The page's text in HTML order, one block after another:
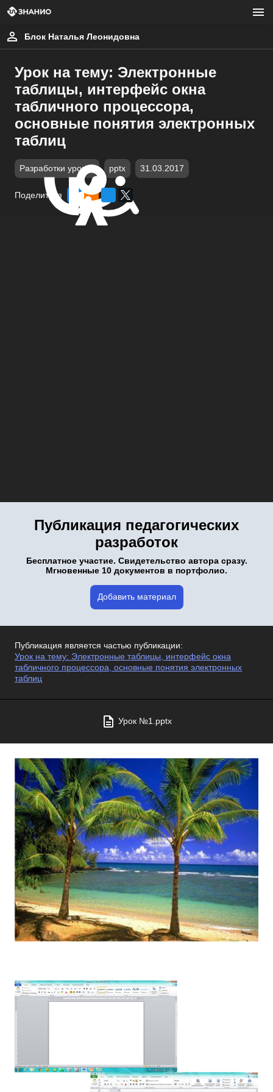
Блок Наталья Леонидовна
Урок на тему: Электронные
таблицы, интерфейс окна
табличного процессора,
основные понятия электронных
таблиц
Разработки уроков pptx 31.03.2017
Поделиться
Публикация педагогических
разработок
Бесплатное участие. Свидетельство автора сразу.
Мгновенные 10 документов в портфолио.
Добавить материал
Публикация является частью публикации:
Урок на тему: Электронные таблицы, интерфейс окна
табличного процессора, основные понятия электронных
таблиц
Урок №1.pptx